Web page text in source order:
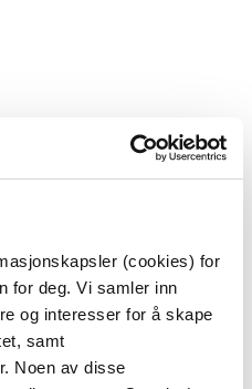
(cookies) for
for deg. Vi samler inn
og interesser for å skape
samt
Noen av disse